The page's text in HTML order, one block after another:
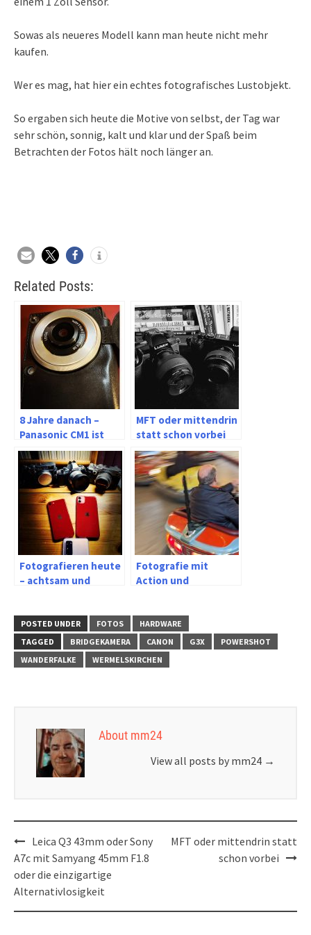
Sowas als neueres Modell kann man heute nicht mehr
kaufen.
Wer es mag, hat hier ein echtes fotografisches Lustobjekt.
So ergaben sich heute die Motive von selbst, der Tag war
sehr schön, sonnig, kalt und klar und der Spaß beim
Betrachten der Fotos hält noch länger an.
Related Posts:
8 Jahre danach –
Panasonic CM1 ist
wieder da
MFT oder mittendrin
statt schon vorbei
Fotografieren heute
– achtsam und
Fotografie mit
Action und
POSTED UNDER FOTOS
HARDWARE
TAGGED
BRIDGEKAMERA CANON G3X
POWERSHOT
WANDERFALKE
WERMELSKIRCHEN
About mm24
View all posts by mm24 →
Post
navigation
Leica Q3 43mm oder Sony
A7c mit Samyang 45mm F1.8
oder die einzigartige
Alternativlosigkeit
MFT oder mittendrin statt
schon vorbei